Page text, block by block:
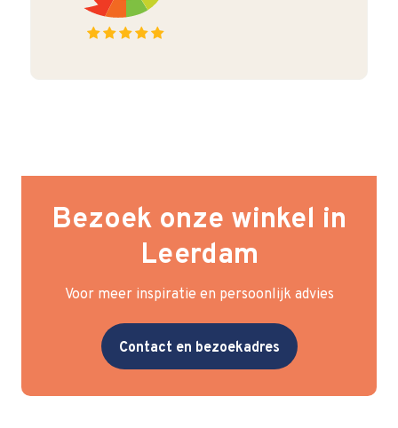
Bezoek onze winkel in
Leerdam
Voor meer inspiratie en persoonlijk advies
Contact en bezoekadres